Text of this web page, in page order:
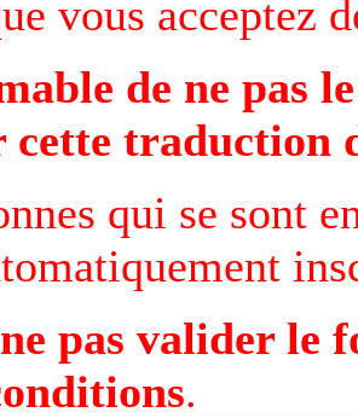
vous acceptez
de ne pas
cette traduction
qui se sont
pas valider le
.